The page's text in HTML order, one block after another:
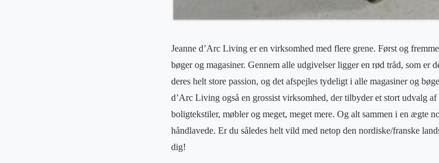
Jeanne d’Arc Living er en virksomhed med flere grene. Først og
bøger og magasiner. Gennem alle udgivelser ligger en rød tråd, som er
deres helt store passion, og det afspejles tydeligt i alle magasiner og
d’Arc Living også en grossist virksomhed, der tilbyder et stort udvalg
boligtekstiler, møbler og meget, meget mere. Og alt sammen i en ægte
håndlavede. Er du således helt vild med netop den nordiske/franske
dig!